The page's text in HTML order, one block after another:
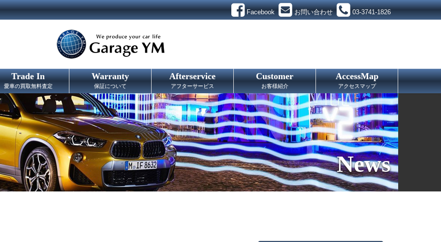
Facebook お問い合わせ 03-3741-1826
Trade In
愛車の買取無料査定
Warranty
保証について
Afterservice
アフターサービス
Customer
お客様紹介
AccessMap
アクセスマップ
News